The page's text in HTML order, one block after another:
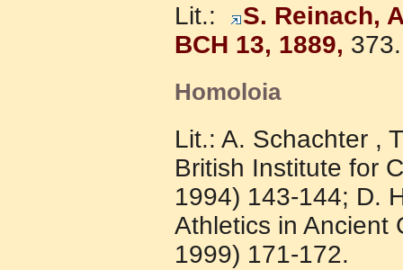
Lit.:
S. Reinach,
BCH 13, 1889, 373.
Homoloia
Lit.: A. Schachter ,
British Institute for
1994) 143-144; D.
Athletics in Ancient
1999) 171-172.